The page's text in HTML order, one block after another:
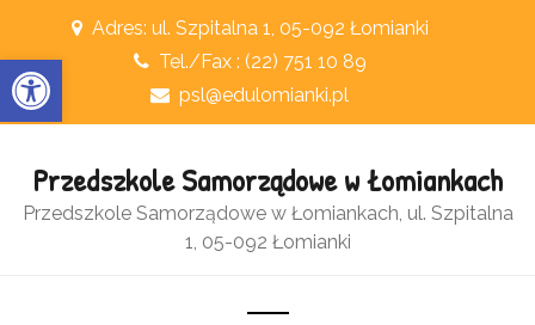
Otwórz pasek narzędzi
content
Adres: ul. Szpitalna 1, 05-092 Łomianki
Tel./Fax : (22) 751 10 89
psl@edulomianki.pl
Przedszkole Samorządowe w Łomiankach
Przedszkole Samorządowe w Łomiankach, ul. Szpitalna
1, 05-092 Łomianki